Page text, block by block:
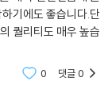
기에도 좋습니다.단
퀄리티도 매우 높습
0 댓글0